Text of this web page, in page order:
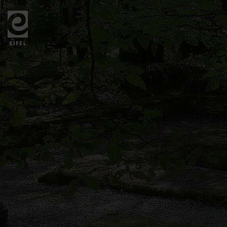
Zurück
zur
Startseite